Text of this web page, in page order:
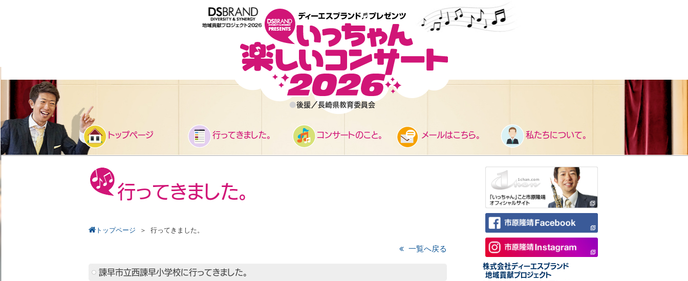
●後援／長崎県教育委員会
トップページ 行ってきました。 コンサートのこと。 メールはこちら。 私たちについて。
行ってきました。
トップページ ＞ 行ってきました。
一覧へ戻る
諫早市立西諫早小学校に行ってきました。
株式会社ディーエスブランド
地域貢献プロジェクト